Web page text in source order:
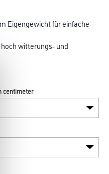
Eigengewicht für einfache
witterungs- und
centimeter